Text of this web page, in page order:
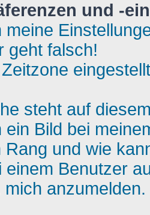
und -
meine
geht falsch!
steht auf
ein Bild bei
Rang und wie
einem Benutzer
anzumelden.